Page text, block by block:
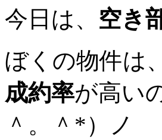
今日は、 空き
ぼくの物件は
成約率が高い
＾。＾*）ノ